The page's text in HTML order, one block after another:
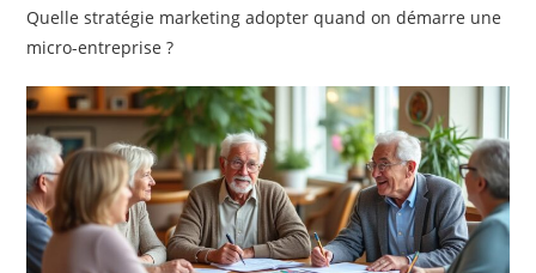
Quelle stratégie marketing adopter quand on démarre une
micro-entreprise ?